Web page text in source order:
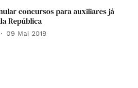
concursos para auxiliares já
República
09 Mai 2019